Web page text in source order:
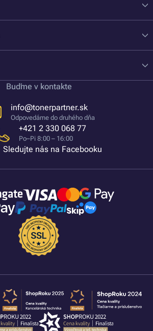
Buďme v kontakte
info@tonerpartner.sk
Odpovedáme do druhého dňa
+421 2 330 068 77
Po–Pi 8:00 – 16:00
Sledujte nás na Facebooku